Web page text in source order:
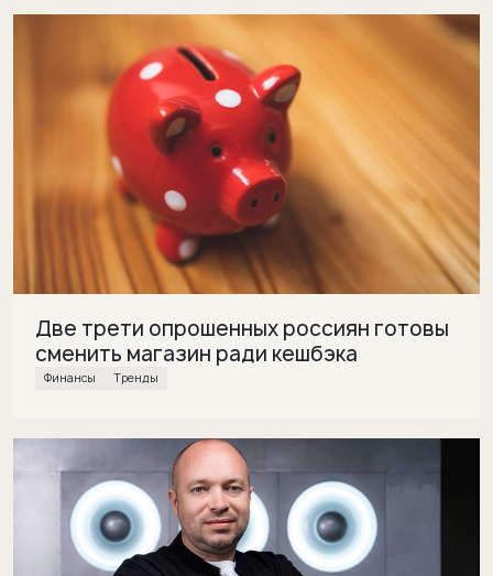
Две трети опрошенных россиян готовы
сменить магазин ради кешбэка
финансы Тренды